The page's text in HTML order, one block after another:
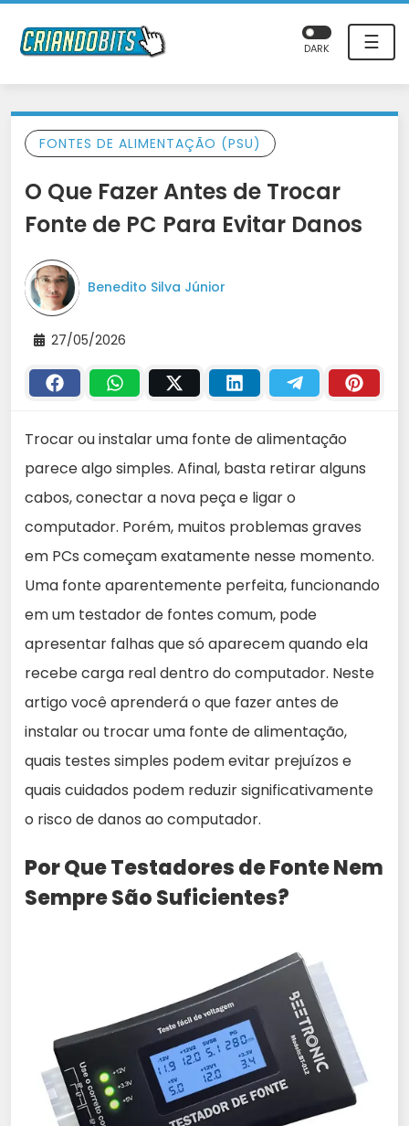
☰
DARK
FONTES DE ALIMENTAÇÃO (PSU)
O Que Fazer Antes de Trocar
Fonte de PC Para Evitar Danos
Benedito Silva Júnior
27/05/2026
Trocar ou instalar uma fonte de alimentação
parece algo simples. Afinal, basta retirar alguns
cabos, conectar a nova peça e ligar o
computador. Porém, muitos problemas graves
em PCs começam exatamente nesse momento.
Uma fonte aparentemente perfeita, funcionando
em um testador de fontes comum, pode
apresentar falhas que só aparecem quando ela
recebe carga real dentro do computador. Neste
artigo você aprenderá o que fazer antes de
instalar ou trocar uma fonte de alimentação,
quais testes simples podem evitar prejuízos e
quais cuidados podem reduzir significativamente
o risco de danos ao computador.
Por Que Testadores de Fonte Nem
Sempre São Suficientes?